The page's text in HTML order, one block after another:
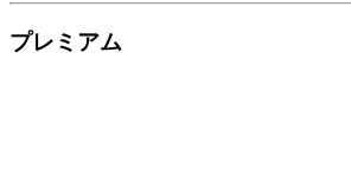
プレミアム